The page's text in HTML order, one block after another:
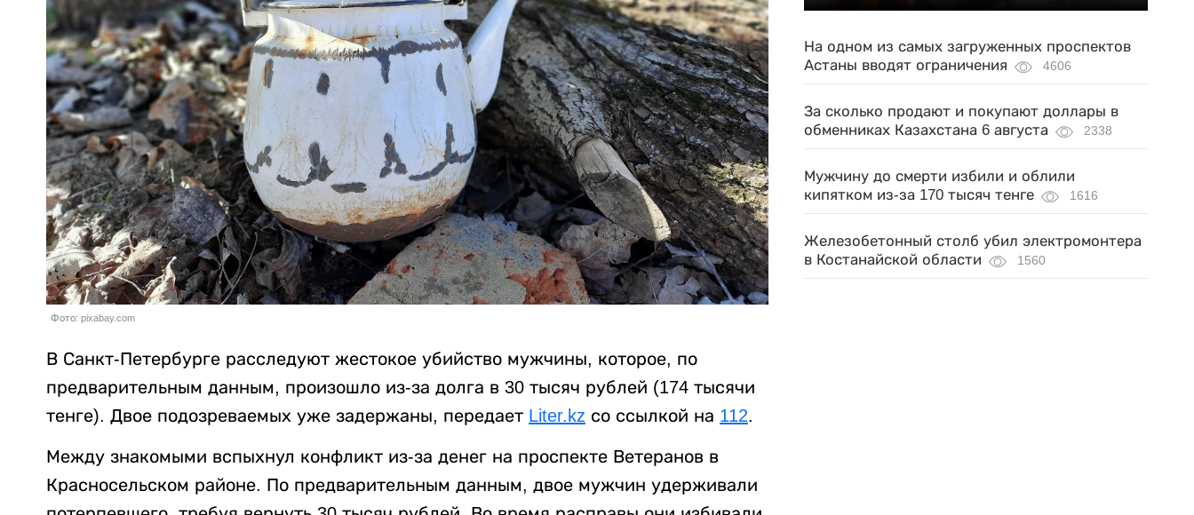
Фото: pixabay.com
В Санкт-Петербурге расследуют жестокое убийство мужчины, которое, по
предварительным данным, произошло из-за долга в 30 тысяч рублей (174 тысячи
тенге). Двое подозреваемых уже задержаны, передает Liter.kz со ссылкой на 112.
Между знакомыми вспыхнул конфликт из-за денег на проспекте Ветеранов в
Красносельском районе. По предварительным данным, двое мужчин удерживали
На одном из самых загруженных проспектов
Астаны вводят ограничения
4606
За сколько продают и покупают доллары в
обменниках Казахстана 6 августа
2338
Мужчину до смерти избили и облили
кипятком из-за 170 тысяч тенге
1616
Железобетонный столб убил электромонтера
в Костанайской области
1560